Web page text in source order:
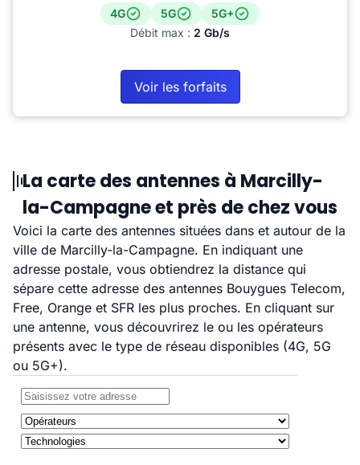
4G 5G
5G+
Débit max : 2 Gb/s
Voir les forfaits
La carte des antennes à Marcilly-
la-Campagne et près de chez vous
Voici la carte des antennes situées dans et autour de la
ville de Marcilly-la-Campagne. En indiquant une
adresse postale, vous obtiendrez la distance qui
sépare cette adresse des antennes Bouygues Telecom,
Free, Orange et SFR les plus proches. En cliquant sur
une antenne, vous découvrirez le ou les opérateurs
présents avec le type de réseau disponibles (4G, 5G
ou 5G+).